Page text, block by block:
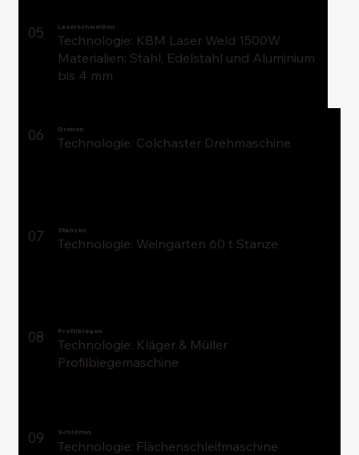
05 Laserschweißen
Technologie: KBM Laser Weld 1500W
Materialien: Stahl, Edelstahl und Aluminium
bis 4 mm
06 Drehen
Technologie: Colchaster Drehmaschine
07 Stanzen
Technologie: Weingarten 60 t Stanze
08 Profilbiegen
Technologie: Kläger & Müller
Profilbiegemaschine
09 Schleifen
Technologie: Flächenschleifmaschine